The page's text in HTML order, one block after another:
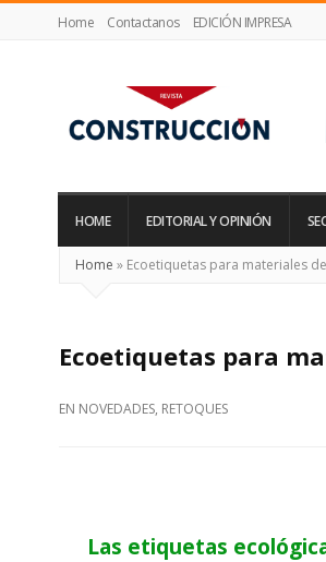
Home Contactanos EDICIÓN IMPRESA
Construcción
HOME EDITORIAL Y OPINIÓN
Home » Ecoetiquetas para materiales
Ecoetiquetas para
EN NOVEDADES, RETOQUES
Las etiquetas